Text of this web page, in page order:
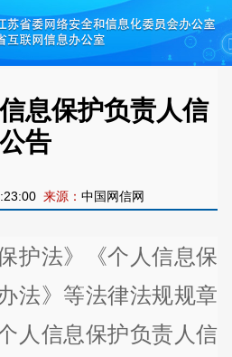
息保护负责人信
告
来源： 中国网信网
护法》《个人信息保
法》等法律法规规章
人信息保护负责人信